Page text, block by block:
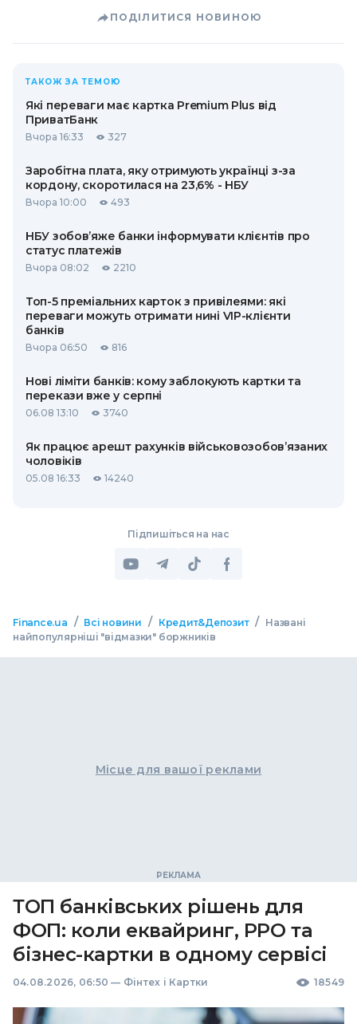
ПОДІЛИТИСЯ НОВИНОЮ
ТАКОЖ ЗА ТЕМОЮ
Які переваги має картка Premium Plus від
ПриватБанк
Вчора 16:33 327
Заробітна плата, яку отримують українці з-за
кордону, скоротилася на 23,6% - НБУ
Вчора 10:00 493
НБУ зобов’яже банки інформувати клієнтів про
статус платежів
Вчора 08:02 2210
Топ-5 преміальних карток з привілеями: які
переваги можуть отримати нині VIP-клієнти
банків
Вчора 06:50 816
Нові ліміти банків: кому заблокують картки та
перекази вже у серпні
06.08 13:10 3740
Як працює арешт рахунків військовозобов’язаних
чоловіків
05.08 16:33 14240
Підпишіться на нас
Finance.ua / Всі новини / Кредит&Депозит / Названі
найпопулярніші "відмазки" боржників
Місце для вашої реклами
ТОП банківських рішень для
ФОП: коли еквайринг, РРО та
бізнес-картки в одному сервісі
04.08.2026, 06:50 — Фінтех і Картки 18549